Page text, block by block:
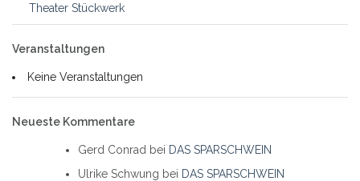
Theater Stückwerk
Veranstaltungen
Keine Veranstaltungen
Neueste Kommentare
Gerd Conrad bei DAS SPARSCHWEIN
Ulrike Schwung bei DAS SPARSCHWEIN